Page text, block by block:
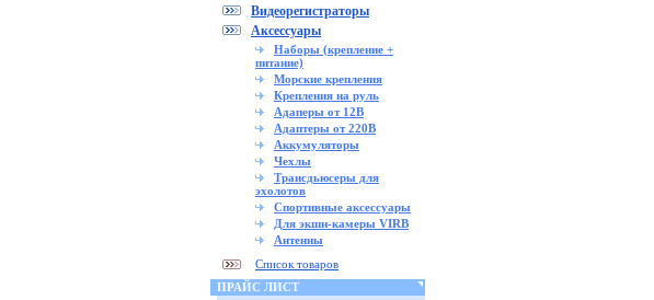
Видеорегистраторы
Аксессуары
Наборы (крепление +
питание)
Морские крепления
Крепления на руль
Адаперы от 12В
Адаптеры от 220В
Аккумуляторы
Чехлы
Трансдьюсеры для
эхолотов
Спортивные аксессуары
Для экшн-камеры VIRB
Антенны
Список товаров
ПРАЙС ЛИСТ